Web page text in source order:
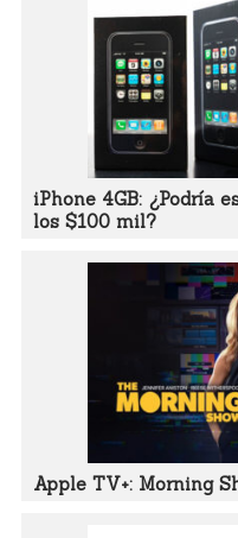
iPhone 4GB: ¿Podría
los $100 mil?
Apple TV+: Morning